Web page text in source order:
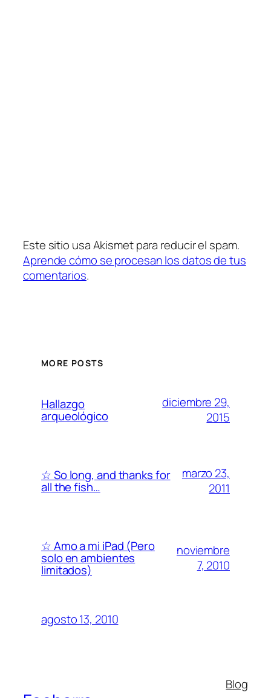
Este sitio usa Akismet para reducir el spam.
Aprende cómo se procesan los datos de tus
comentarios.
MORE POSTS
Hallazgo
arqueológico
diciembre 29,
2015
☆ So long, and thanks for
all the fish…
marzo 23,
2011
☆ Amo a mi iPad (Pero
solo en ambientes
limitados)
noviembre
7, 2010
agosto 13, 2010
Blog